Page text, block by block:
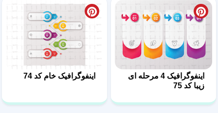
اینفوگرافیک 4 مرحله ای
زیبا کد 75
اینفوگرافیک خام کد 74